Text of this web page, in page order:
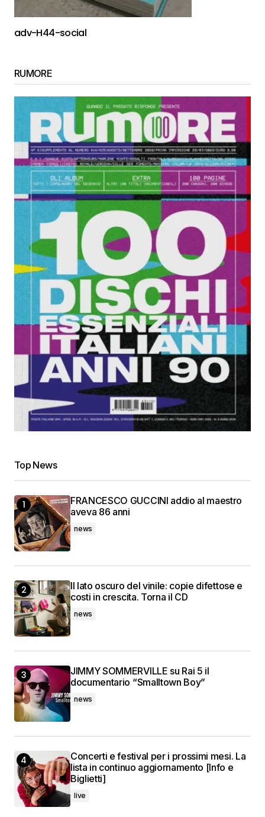
adv-H44-social
RUMORE
Top News
FRANCESCO GUCCINI addio al maestro
aveva 86 anni
news
Il lato oscuro del vinile: copie difettose e
costi in crescita. Torna il CD
news
JIMMY SOMMERVILLE su Rai 5 il
documentario “Smalltown Boy”
news
Concerti e festival per i prossimi mesi. La
lista in continuo aggiornamento [Info e
Biglietti]
live